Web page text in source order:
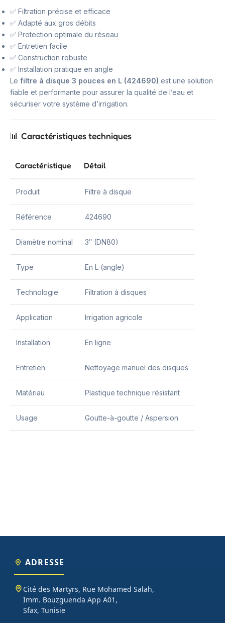
✅ Filtration précise et efficace
✅ Adapté aux gros débits
✅ Protection optimale du réseau
✅ Entretien facile
✅ Construction robuste
✅ Installation pratique en angle
Le filtre à disque 3 pouces en L (424690) est une solution
fiable et performante pour assurer la qualité de l’eau et
sécuriser votre système d’irrigation.
📊 Caractéristiques techniques
Caractéristique Détail
Produit Filtre à disque
Référence 424690
Diamètre nominal 3″ (DN80)
Type En L (angle)
Technologie Filtration à disques
Application Irrigation agricole
Installation En ligne
Entretien Nettoyage manuel des disques
Matériau Plastique technique résistant
Usage Goutte-à-goutte / Aspersion
ADRESSE
Cité des Martyrs, Rue Mohamed Salah,
Imm. Bouzguenda App A01,
Sfax, Tunisie